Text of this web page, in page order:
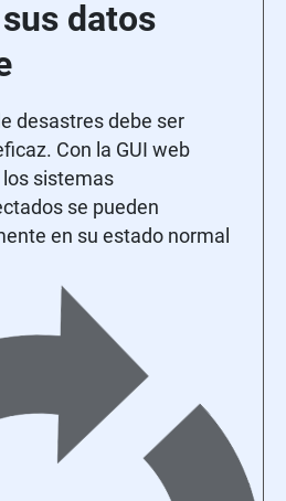
datos
desastres debe ser
Con la GUI web
los sistemas
se pueden
en su estado normal